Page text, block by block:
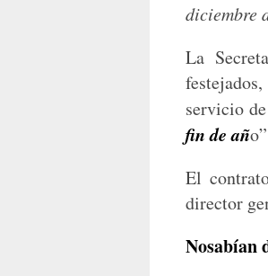
diciembre
La
servicio
fin de añ
El
director
Nosabían